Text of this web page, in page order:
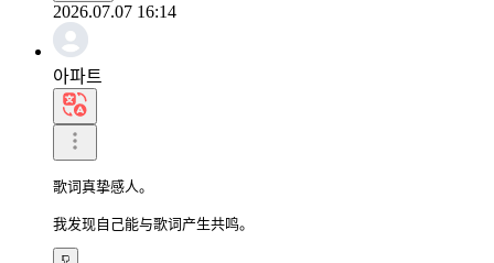
2026.07.07 16:14
아파트
歌词真挚感人。
我发现自己能与歌词产生共鸣。